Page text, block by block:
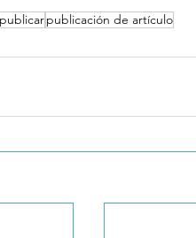
publicarpublicación de artículo